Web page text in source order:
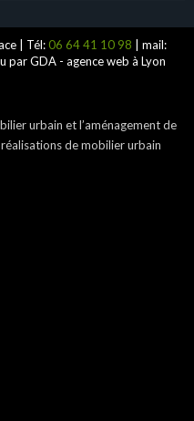
| Tél:06 64 41 10 98 | mail:
par GDA - agence web à Lyon
urbain et l’aménagement de
de mobilier urbain